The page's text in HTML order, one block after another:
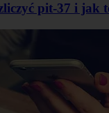
pit-37 i jak